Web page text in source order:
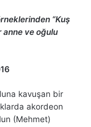
“Kuş
anne ve oğulu
kavuşan bir
akordeon
(Mehmet)